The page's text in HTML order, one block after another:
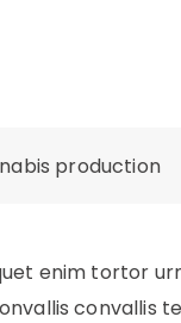
production
enim tortor
convallis